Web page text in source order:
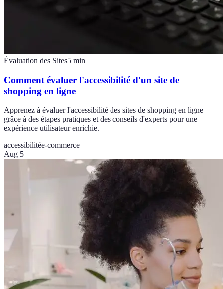
Évaluation des Sites5 min
Comment évaluer l'accessibilité d'un site de
shopping en ligne
Apprenez à évaluer l'accessibilité des sites de shopping en ligne
grâce à des étapes pratiques et des conseils d'experts pour une
expérience utilisateur enrichie.
accessibilitée-commerce
Aug 5